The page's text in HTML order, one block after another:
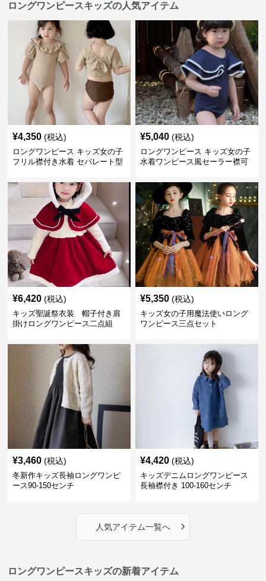
ロングワンピースキッズの人気アイテム
¥4,350 (税込)
ロングワンピース キッズ女の子
フリル襟付き水着 セパレート型
¥5,040 (税込)
ロングワンピース キッズ女の子
水着ワンピース風セーラー襟可
¥6,420 (税込)
キッズ聖誕祭衣装 帽子付き肩
掛けロングワンピース二点組
¥5,350 (税込)
キッズ女の子用魔法使いロング
ワンピース三点セット
¥3,460 (税込)
冬新作キッズ長袖ロングワンピ
ース90-150センチ
¥4,420 (税込)
キッズデニムロングワンピース
長袖襟付き 100-160センチ
人気アイテム一覧へ ›
ロングワンピースキッズの新着アイテム